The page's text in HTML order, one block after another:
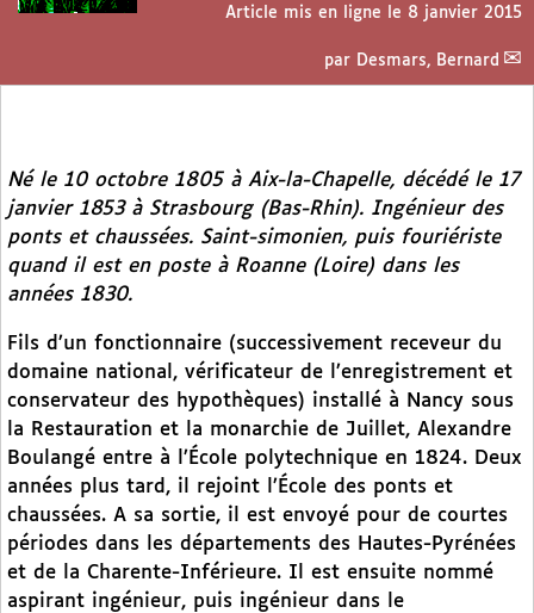
Article mis en ligne le 8 janvier 2015
par Desmars, Bernard
Né le 10 octobre 1805 à Aix-la-Chapelle, décédé le 17
janvier 1853 à Strasbourg (Bas-Rhin). Ingénieur des
ponts et chaussées. Saint-simonien, puis fouriériste
quand il est en poste à Roanne (Loire) dans les
années 1830.
Fils d’un fonctionnaire (successivement receveur du
domaine national, vérificateur de l’enregistrement et
conservateur des hypothèques) installé à Nancy sous
la Restauration et la monarchie de Juillet, Alexandre
Boulangé entre à l’École polytechnique en 1824. Deux
années plus tard, il rejoint l’École des ponts et
chaussées. A sa sortie, il est envoyé pour de courtes
périodes dans les départements des Hautes-Pyrénées
et de la Charente-Inférieure. Il est ensuite nommé
aspirant ingénieur, puis ingénieur dans le